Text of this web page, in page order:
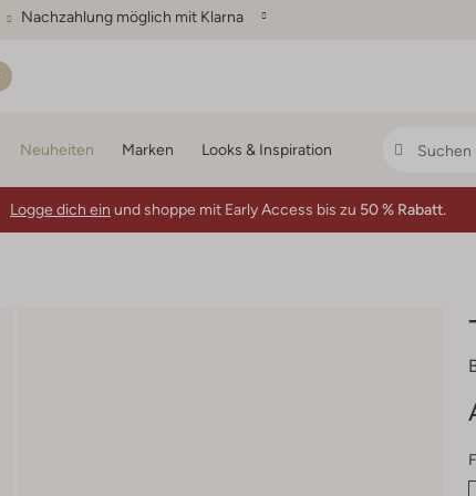
Nachzahlung möglich mit Klarna
Neuheiten Marken Looks & Inspiration
Logge dich ein und shoppe mit Early Access bis zu 50 % Rabatt.